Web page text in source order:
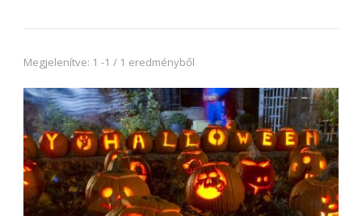
Megjelenítve: 1 -1 / 1 eredményből